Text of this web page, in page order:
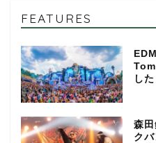
FEATURES
し
森
ク